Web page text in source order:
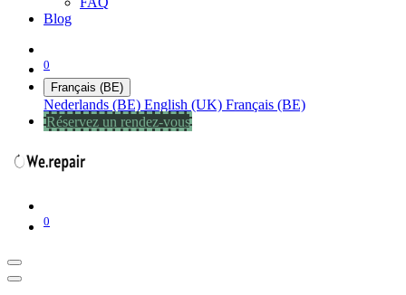
Blog
0
Français (BE)
Nederlands (BE) English (UK) Français (BE)
Réservez un rendez-vous
0